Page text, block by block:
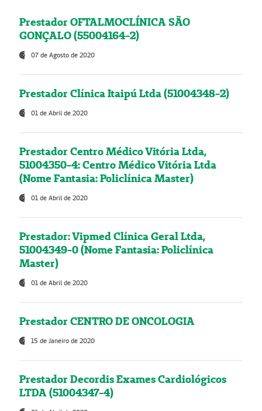
Prestador OFTALMOCLÍNICA SÃO
GONÇALO (55004164-2)
07 de Agosto de 2020
Prestador Clínica Itaipú Ltda (51004348-2)
01 de Abril de 2020
Prestador Centro Médico Vitória Ltda,
51004350-4: Centro Médico Vitória Ltda
(Nome Fantasia: Policlínica Master)
01 de Abril de 2020
Prestador: Vipmed Clínica Geral Ltda,
51004349-0 (Nome Fantasia: Policlínica
Master)
01 de Abril de 2020
Prestador CENTRO DE ONCOLOGIA
15 de Janeiro de 2020
Prestador Decordis Exames Cardiológicos
LTDA (51004347-4)